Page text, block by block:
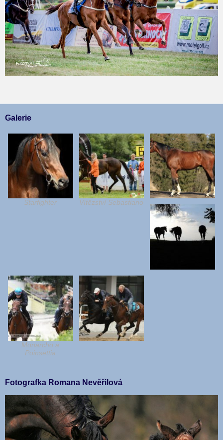
Galerie
Starfighter Vítězství Sebastiano
Monarcho a
Poinsettia
Fotografka Romana Nevěřilová